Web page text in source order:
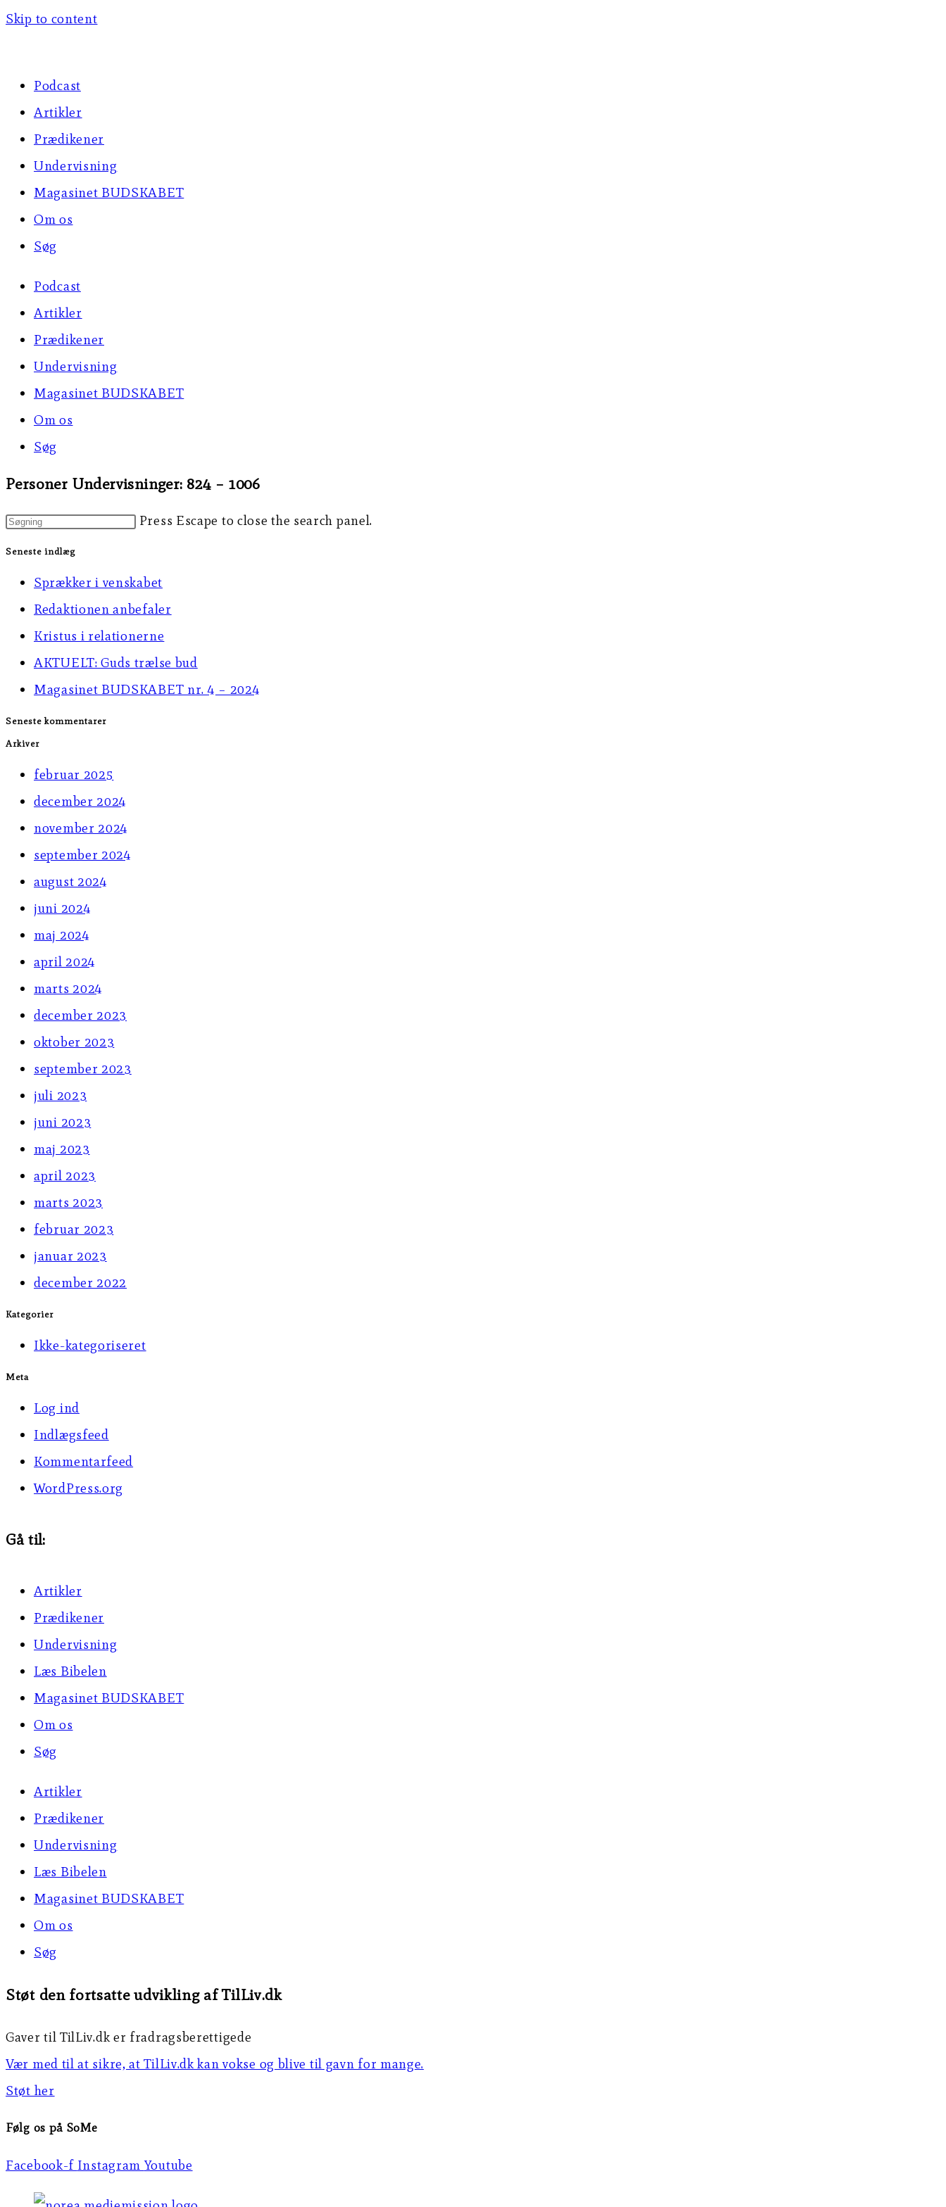
Skip to content
Podcast
Artikler
Prædikener
Undervisning
Magasinet BUDSKABET
Om os
Søg
Podcast
Artikler
Prædikener
Undervisning
Magasinet BUDSKABET
Om os
Søg
Personer Undervisninger: 824 – 1006
Press Escape to close the search panel.
Seneste indlæg
Sprækker i venskabet
Redaktionen anbefaler
Kristus i relationerne
AKTUELT: Guds trælse bud
Magasinet BUDSKABET nr. 4 – 2024
Seneste kommentarer
Arkiver
februar 2025
december 2024
november 2024
september 2024
august 2024
juni 2024
maj 2024
april 2024
marts 2024
december 2023
oktober 2023
september 2023
juli 2023
juni 2023
maj 2023
april 2023
marts 2023
februar 2023
januar 2023
december 2022
Kategorier
Ikke-kategoriseret
Meta
Log ind
Indlægsfeed
Kommentarfeed
WordPress.org
Gå til:
Artikler
Prædikener
Undervisning
Læs Bibelen
Magasinet BUDSKABET
Om os
Søg
Artikler
Prædikener
Undervisning
Læs Bibelen
Magasinet BUDSKABET
Om os
Søg
Støt den fortsatte udvikling af TilLiv.dk
Gaver til TilLiv.dk er fradragsberettigede
Vær med til at sikre, at TilLiv.dk kan vokse og blive til gavn for mange.
Støt her
Følg os på SoMe
Facebook-f Instagram Youtube